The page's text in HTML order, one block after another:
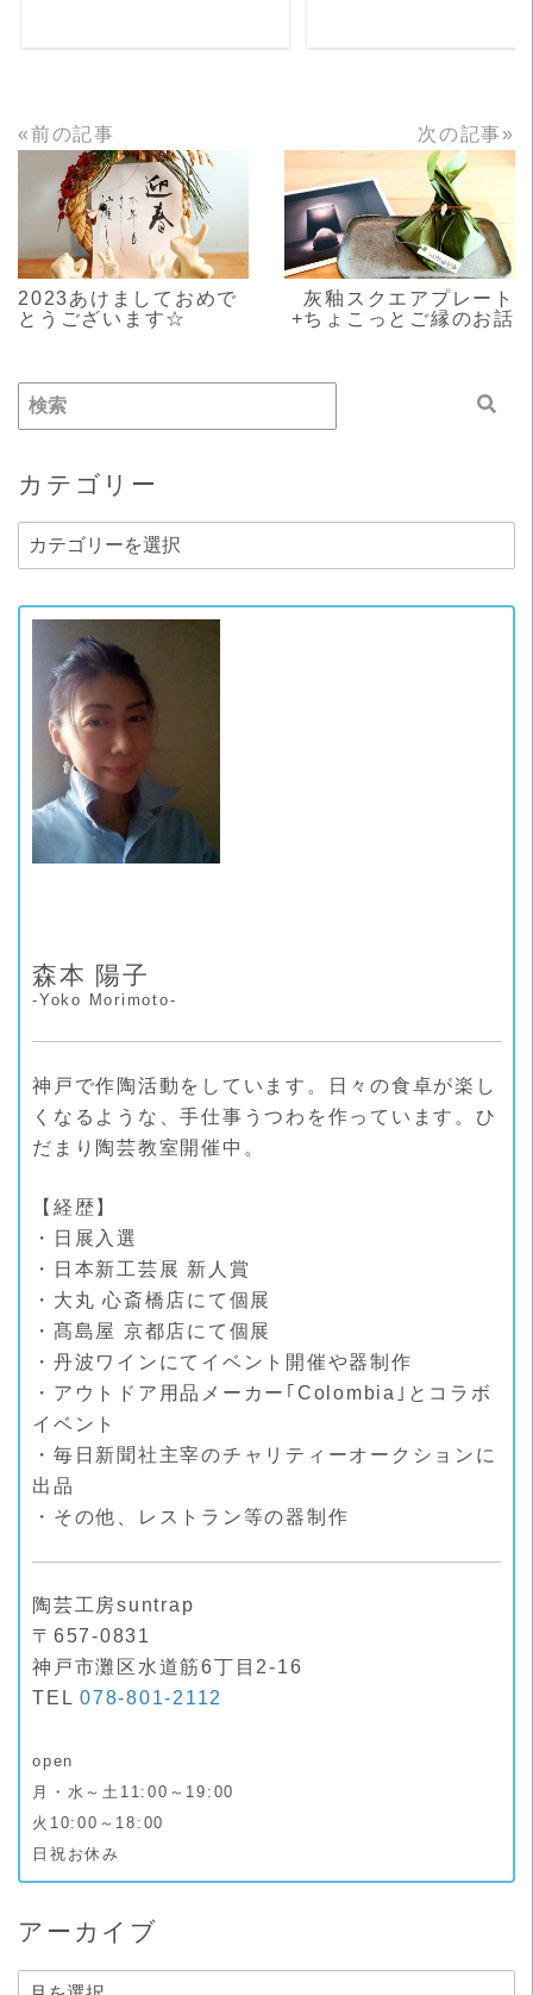
«前の記事
READ MORE
2023あけましておめで
とうございます☆
次の記事»
READ MORE
灰釉スクエアプレート
+ちょこっとご縁のお話
カテゴリー
カ
テ
森本 陽子
-Yoko Morimoto-
神戸で作陶活動をしています。日々の食卓が楽し
くなるような、手仕事うつわを作っています。ひ
だまり陶芸教室開催中。
【経歴】
・日展入選
・日本新工芸展 新人賞
・大丸 心斎橋店にて個展
・髙島屋 京都店にて個展
・丹波ワインにてイベント開催や器制作
・アウトドア用品メーカー｢Colombia｣とコラボ
イベント
・毎日新聞社主宰のチャリティーオークションに
出品
・その他、レストラン等の器制作
陶芸工房suntrap
〒657-0831
神戸市灘区水道筋6丁目2-16
TEL078-801-2112
open
月・水～土11:00～19:00
火10:00～18:00
日祝お休み
アーカイブ
ア